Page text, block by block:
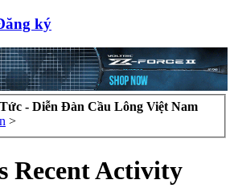
ký
- Diễn Đàn Cầu Lông Việt Nam
>
Recent Activity